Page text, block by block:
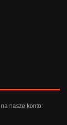
nasze konto: